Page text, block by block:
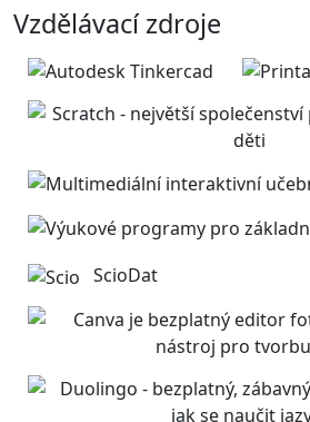
Vzdělávací zdroje
ScioDat